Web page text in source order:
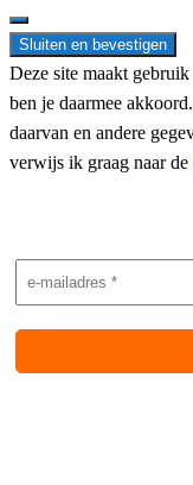
for:
Deze site maakt
ben je daarmee
daarvan en andere
verwijs ik graag naar de